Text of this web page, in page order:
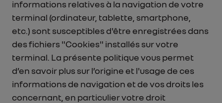
informations relatives à la navigation de votre
terminal (ordinateur, tablette, smartphone,
etc.) sont susceptibles d'être enregistrées dans
des fichiers "Cookies" installés sur votre
terminal. La présente politique vous permet
d’en savoir plus sur l’origine et l'usage de ces
informations de navigation et de vos droits les
concernant, en particulier votre droit